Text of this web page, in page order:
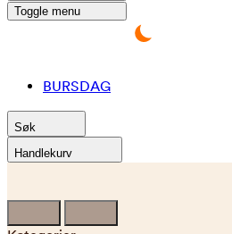
Toggle menu
BURSDAG
Søk
Handlekurv